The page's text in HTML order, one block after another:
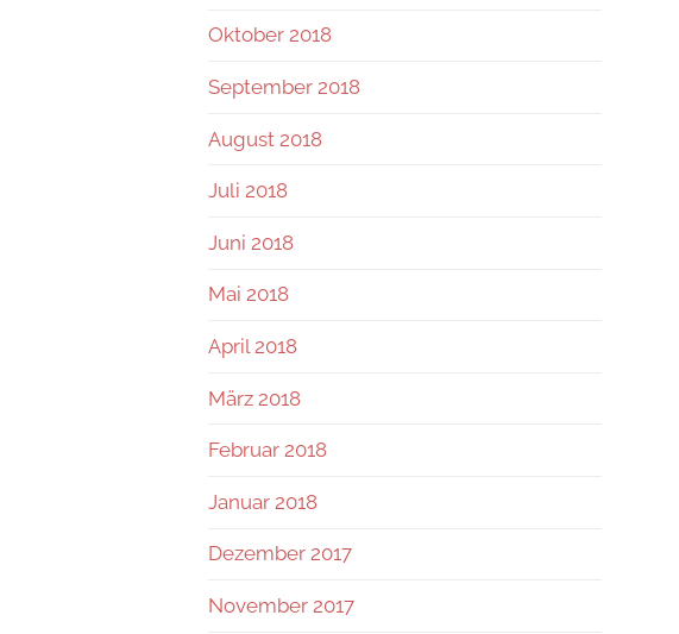
Oktober 2018
September 2018
August 2018
Juli 2018
Juni 2018
Mai 2018
April 2018
März 2018
Februar 2018
Januar 2018
Dezember 2017
November 2017